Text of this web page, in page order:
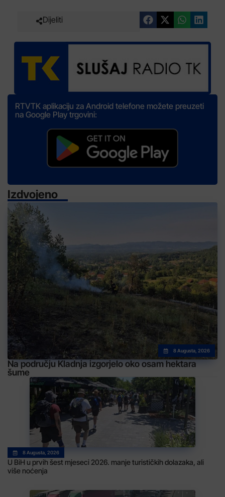
Dijeliti
RTVTK aplikaciju za Android telefone možete preuzeti
na Google Play trgovini:
Izdvojeno
8 Augusta, 2026
Na području Kladnja izgorjelo oko osam hektara
šume
8 Augusta, 2026
U BiH u prvih šest mjeseci 2026. manje turističkih dolazaka, ali
više noćenja